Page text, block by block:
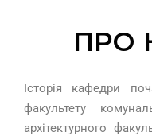
ПРО
Історія кафедри
факультету
архітектурного